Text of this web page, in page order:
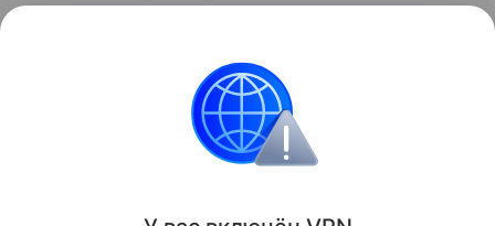
почвой — растение сгниет, если оставить
слишком высоко — вымерзнет зимой.